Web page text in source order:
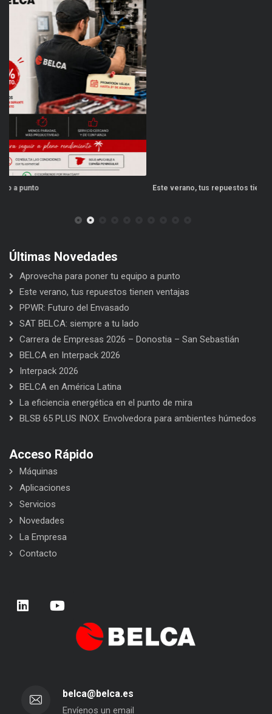
Este verano, tus repuestos tienen ventajas
Últimas Novedades
Aprovecha para poner tu equipo a punto
Este verano, tus repuestos tienen ventajas
PPWR: Futuro del Envasado
SAT BELCA: siempre a tu lado
Carrera de Empresas 2026 – Donostia – San Sebastián
BELCA en Interpack 2026
Interpack 2026
BELCA en América Latina
La eficiencia energética en el punto de mira
BLSB 65 PLUS INOX. Envolvedora para ambientes húmedos
Acceso Rápido
Máquinas
Aplicaciones
Servicios
Novedades
La Empresa
Contacto
belca@belca.es
Envíenos un email